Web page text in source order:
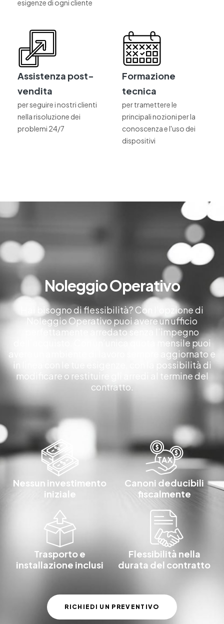
esigenze di ogni cliente
Assistenza post-
vendita
per seguire i nostri clienti
nella risoluzione dei
problemi 24/7
Formazione
tecnica
per tramettere le
principali nozioni per la
conoscenza e l'uso dei
dispositivi
Noleggio Operativo
Hai bisogno di flessibilità? Con l’opzione di
Noleggio Operativo puoi avere un ufficio
perfettamente arredato senza l’impegno
dell’acquisto. Con un’unica quota mensile puoi
avere un ambiente di lavoro sempre aggiornato e
in linea con le tue esigenze, con la possibilità di
modificare o restituire gli arredi al termine del
contratto.
Nessun investimento
iniziale
Canoni deducibili
fiscalmente
Trasporto e
installazione inclusi
Flessibilità nella
durata del contratto
RICHIEDI UN PREVENTIVO